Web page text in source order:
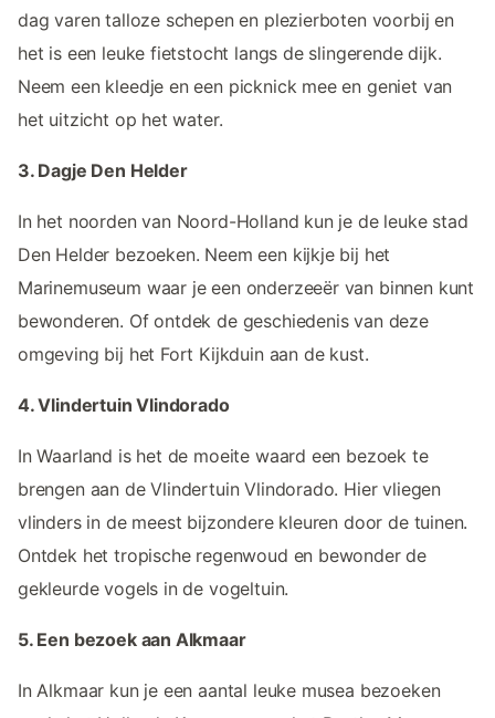
dag varen talloze schepen en plezierboten voorbij en
het is een leuke fietstocht langs de slingerende dijk.
Neem een kleedje en een picknick mee en geniet van
het uitzicht op het water.
3. Dagje Den Helder
In het noorden van Noord-Holland kun je de leuke stad
Den Helder bezoeken. Neem een kijkje bij het
Marinemuseum waar je een onderzeeër van binnen kunt
bewonderen. Of ontdek de geschiedenis van deze
omgeving bij het Fort Kijkduin aan de kust.
4. Vlindertuin Vlindorado
In Waarland is het de moeite waard een bezoek te
brengen aan de Vlindertuin Vlindorado. Hier vliegen
vlinders in de meest bijzondere kleuren door de tuinen.
Ontdek het tropische regenwoud en bewonder de
gekleurde vogels in de vogeltuin.
5. Een bezoek aan Alkmaar
In Alkmaar kun je een aantal leuke musea bezoeken